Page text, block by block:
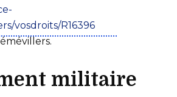
vosdroits/R16396
militaire